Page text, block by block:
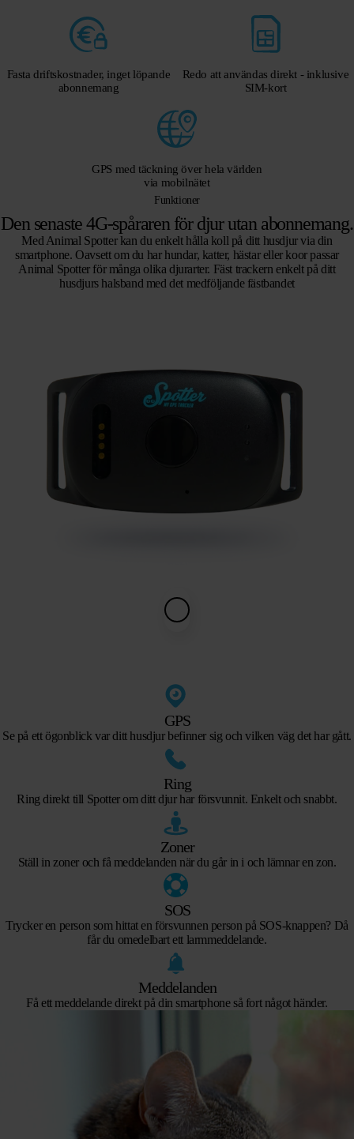
Fasta driftskostnader, inget löpande
abonnemang
Redo att användas direkt - inklusive
SIM-kort
GPS med täckning över hela världen
via mobilnätet
Funktioner
Den senaste 4G-spåraren för djur utan abonnemang.
Med Animal Spotter kan du enkelt hålla koll på ditt husdjur via din
smartphone. Oavsett om du har hundar, katter, hästar eller koor passar
Animal Spotter för många olika djurarter. Fäst trackern enkelt på ditt
husdjurs halsband med det medföljande fästbandet
GPS
Se på ett ögonblick var ditt husdjur befinner sig och vilken väg det har gått.
Ring
Ring direkt till Spotter om ditt djur har försvunnit. Enkelt och snabbt.
Zoner
Ställ in zoner och få meddelanden när du går in i och lämnar en zon.
SOS
Trycker en person som hittat en försvunnen person på SOS-knappen? Då
får du omedelbart ett larmmeddelande.
Meddelanden
Få ett meddelande direkt på din smartphone så fort något händer.